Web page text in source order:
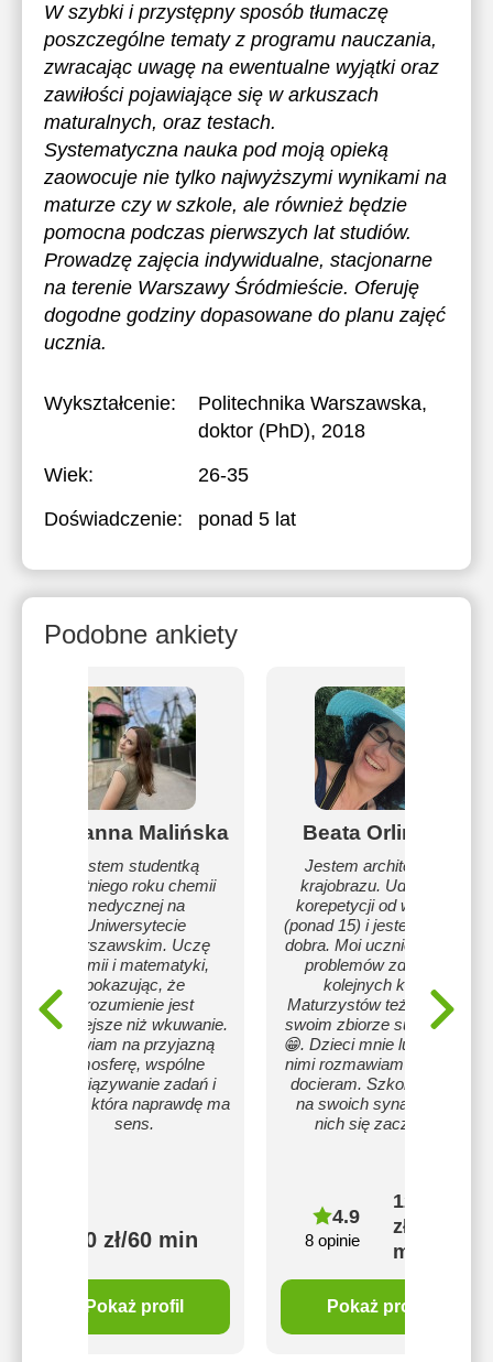
W szybki i przystępny sposób tłumaczę
poszczególne tematy z programu nauczania,
zwracając uwagę na ewentualne wyjątki oraz
zawiłości pojawiające się w arkuszach
maturalnych, oraz testach.
Systematyczna nauka pod moją opieką
zaowocuje nie tylko najwyższymi wynikami na
maturze czy w szkole, ale również będzie
pomocna podczas pierwszych lat studiów.
Prowadzę zajęcia indywidualne, stacjonarne
na terenie Warszawy Śródmieście. Oferuję
dogodne godziny dopasowane do planu zajęć
ucznia.
Wykształcenie: Politechnika Warszawska,
doktor (PhD), 2018
Wiek:
26-35
Doświadczenie:
ponad 5 lat
Podobne ankiety
Adrianna Malińska
Jestem studentką
ostatniego roku chemii
medycznej na
Uniwersytecie
Warszawskim. Uczę
chemii i matematyki,
pokazując, że
zrozumienie jest
ważniejsze niż wkuwanie.
Stawiam na przyjazną
atmosferę, wspólne
rozwiązywanie zadań i
naukę, która naprawdę ma
sens.
100 zł/60 min
Pokaż profil
Beata Orlińska
Jestem architektem
krajobrazu. Udzielam
korepetycji od wielu lat
(ponad 15) i jestem w tym
dobra. Moi uczniowie bez
problemów zdają do
kolejnych klas.
Maturzystów też mam w
swoim zbiorze sukcesów
😁. Dzieci mnie lubią, bo z
nimi rozmawiam i do nich
docieram. Szkoliłam się
na swoich synach. Od
nich się zaczęło..
4.9
8 opinie
120
zł/60
min
Pokaż profil